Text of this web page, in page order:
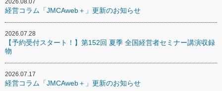
2026.08.07
経営コラム「JMCAweb＋」更新のお知らせ
2026.07.28
【予約受付スタート！】第152回 夏季 全国経営者セミナー講演収録
物
2026.07.17
経営コラム「JMCAweb＋」更新のお知らせ